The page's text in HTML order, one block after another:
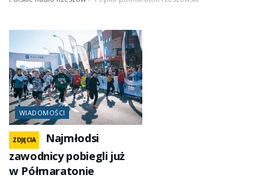
WIADOMOŚCI
ZDJĘCIA
Najmłodsi
zawodnicy pobiegli już
w Półmaratonie